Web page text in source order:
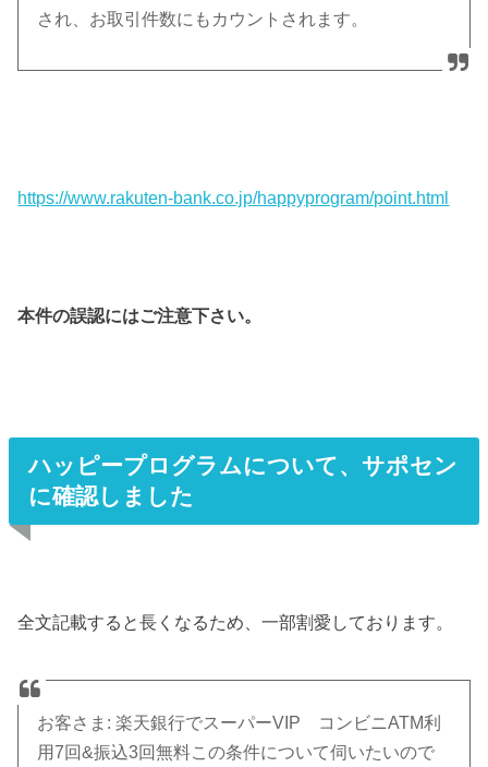
され、お取引件数にもカウントされます。
https://www.rakuten-bank.co.jp/happyprogram/point.html
本件の誤認にはご注意下さい。
ハッピープログラムについて、サポセン
に確認しました
全文記載すると長くなるため、一部割愛しております。
お客さま : 楽天銀行でスーパーVIP コンビニATM利
用7回&振込3回無料この条件について伺いたいので